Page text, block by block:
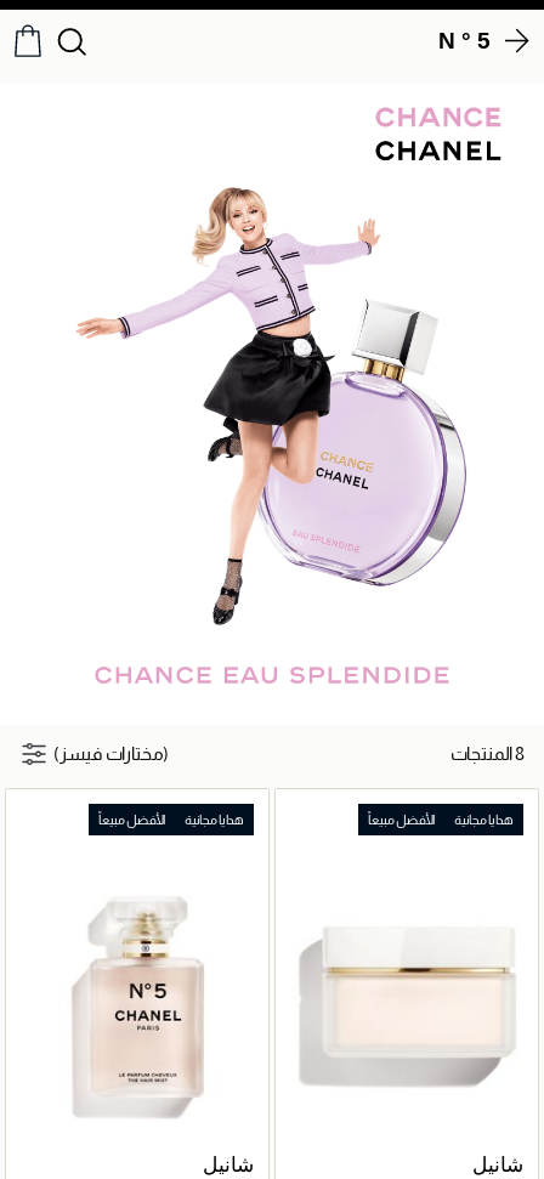
N ° 5
8 المنتجات (مختارات فيسز)
هدايا مجانية الأفضل مبيعاً
شانيل
هدايا مجانية الأفضل مبيعاً
شانيل